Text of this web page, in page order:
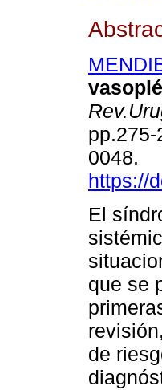
0048.
https://
El
que se
de